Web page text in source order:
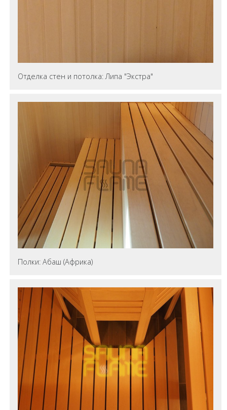
Отделка стен и потолка: Липа "Экстра"
Полки: Абаш (Африка)